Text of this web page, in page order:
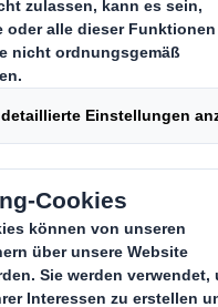
Hier erreichen Sie
Unsere
Kontaktieren Sie uns